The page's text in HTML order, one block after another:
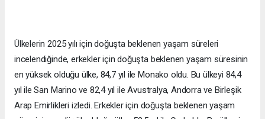
Ülkelerin 2025 yılı için doğuşta beklenen yaşam süreleri
incelendiğinde, erkekler için doğuşta beklenen yaşam süresinin
en yüksek olduğu ülke, 84,7 yıl ile Monako oldu. Bu ülkeyi 84,4
yıl ile San Marino ve 82,4 yıl ile Avustralya, Andorra ve Birleşik
Arap Emirlikleri izledi. Erkekler için doğuşta beklenen yaşam